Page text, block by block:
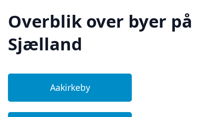
Overblik over byer på
Sjælland
Aakirkeby